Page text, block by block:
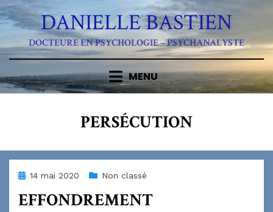
Skip
to
content
DANIELLE BASTIEN
DOCTEURE EN PSYCHOLOGIE – PSYCHANALYSTE
MENU
ÉTIQUETTE
:
PERSÉCUTION
Posted
14 mai 2020 Non classé
EFFONDREMENT